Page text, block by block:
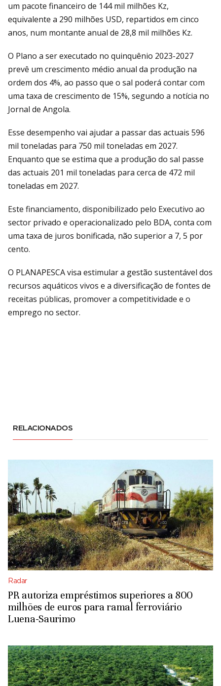
um pacote financeiro de 144 mil milhões Kz,
equivalente a 290 milhões USD, repartidos em cinco
anos, num montante anual de 28,8 mil milhões Kz.
O Plano a ser executado no quinquênio 2023-2027
prevê um crescimento médio anual da produção na
ordem dos 4%, ao passo que o sal poderá contar com
uma taxa de crescimento de 15%, segundo a notícia no
Jornal de Angola.
Esse desempenho vai ajudar a passar das actuais 596
mil toneladas para 750 mil toneladas em 2027.
Enquanto que se estima que a produção do sal passe
das actuais 201 mil toneladas para cerca de 472 mil
toneladas em 2027.
Este financiamento, disponibilizado pelo Executivo ao
sector privado e operacionalizado pelo BDA, conta com
uma taxa de juros bonificada, não superior a 7, 5 por
cento.
O PLANAPESCA visa estimular a gestão sustentável dos
recursos aquáticos vivos e a diversificação de fontes de
receitas públicas, promover a competitividade e o
emprego no sector.
RELACIONADOS
Radar
PR autoriza empréstimos superiores a 800
milhões de euros para ramal ferroviário
Luena-Saurimo